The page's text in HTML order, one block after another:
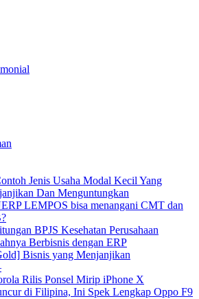
Jenis Usaha Modal Kecil Yang
Dan Menguntungkan
LEMPOS bisa menangani CMT dan
BPJS Kesehatan Perusahaan
Berbisnis dengan ERP
Bisnis yang Menjanjikan
Rilis Ponsel Mirip iPhone X
di Filipina, Ini Spek Lengkap Oppo F9